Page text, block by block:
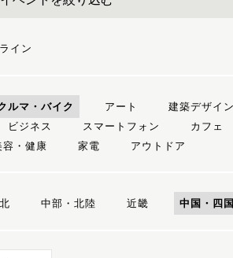
イン
ルマ・バイク アート 建築デザイン
ビジネス スマートフォン カフェ
容・健康 家電 アウトドア
中部・北陸 近畿 中国・四国